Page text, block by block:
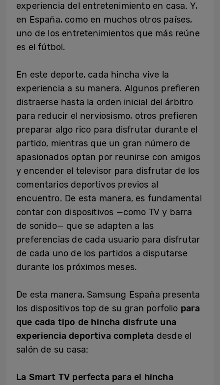
experiencia del entretenimiento en casa. Y,
en España, como en muchos otros países,
uno de los entretenimientos que más reúne
es el fútbol.
En este deporte, cada hincha vive la
experiencia a su manera. Algunos prefieren
distraerse hasta la orden inicial del árbitro
para reducir el nerviosismo, otros prefieren
preparar algo rico para disfrutar durante el
partido, mientras que un gran número de
apasionados optan por reunirse con amigos
y encender el televisor para disfrutar de los
comentarios deportivos previos al
encuentro. De esta manera, es fundamental
contar con dispositivos —como TV y barra
de sonido— que se adapten a las
preferencias de cada usuario para disfrutar
de cada uno de los partidos a disputarse
durante los próximos meses.
De esta manera, Samsung España presenta
los dispositivos top de su gran porfolio para
que cada tipo de hincha disfrute una
experiencia deportiva completa desde el
salón de su casa:
La Smart TV perfecta para el hincha